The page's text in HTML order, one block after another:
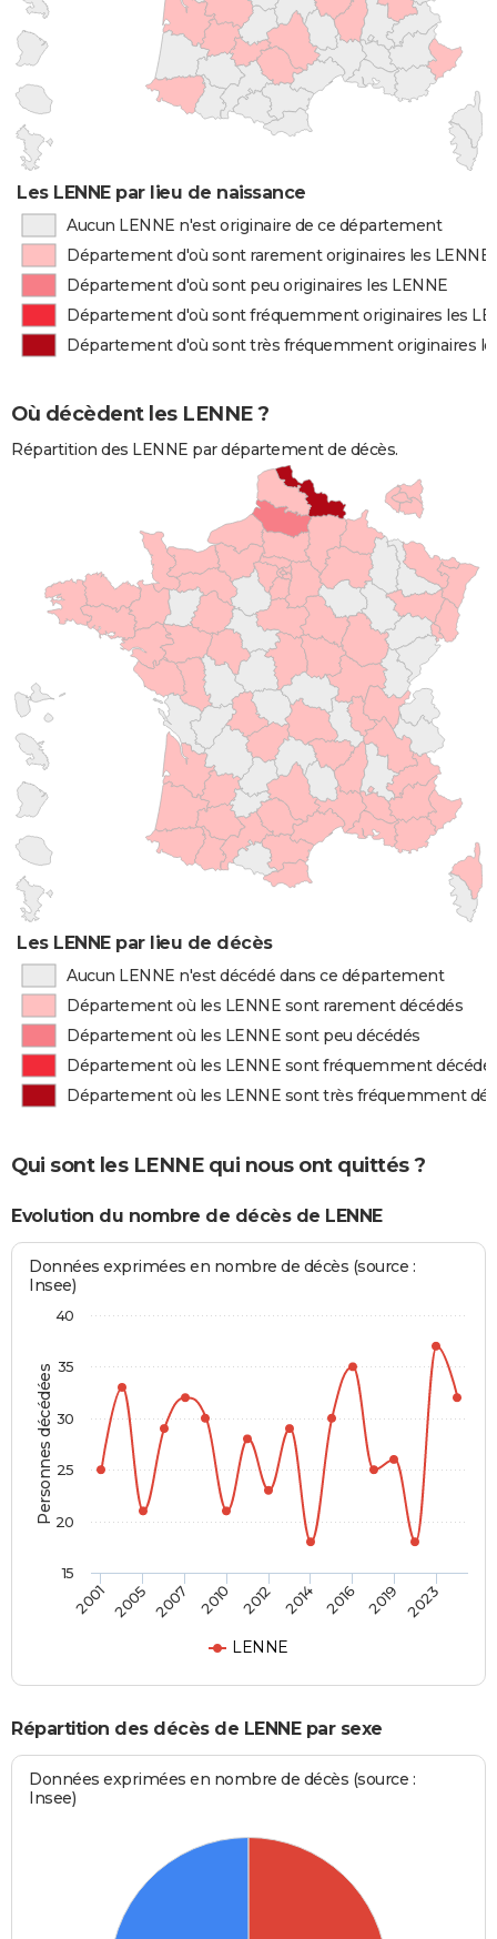
Les LENNE par lieu de naissance
Aucun LENNE n'est originaire de ce département
Département d'où sont rarement originaires les LENNE
Département d'où sont peu originaires les LENNE
Département d'où sont fréquemment originaires les
Département d'où sont très fréquemment originaires
Où décèdent les LENNE ?
Répartition des LENNE par département de décès.
Les LENNE par lieu de décès
Aucun LENNE n'est décédé dans ce département
Département où les LENNE sont rarement décédés
Département où les LENNE sont peu décédés
Département où les LENNE sont fréquemment
Département où les LENNE sont très fréquemment
Qui sont les LENNE qui nous ont quittés ?
Evolution du nombre de décès de LENNE
Personnes décédées
Données exprimées en nombre de décès (source :
Insee)
LENNE
2001 2005 2007 2010 2012 2014 2016 2019 2023
15
20
25
30
35
40
Répartition des décès de LENNE par sexe
Données exprimées en nombre de décès (source :
Insee)